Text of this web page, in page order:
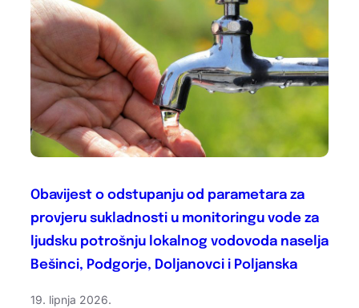
Obavijest o odstupanju od parametara za
provjeru sukladnosti u monitoringu vode za
ljudsku potrošnju lokalnog vodovoda naselja
Bešinci, Podgorje, Doljanovci i Poljanska
19. lipnja 2026.